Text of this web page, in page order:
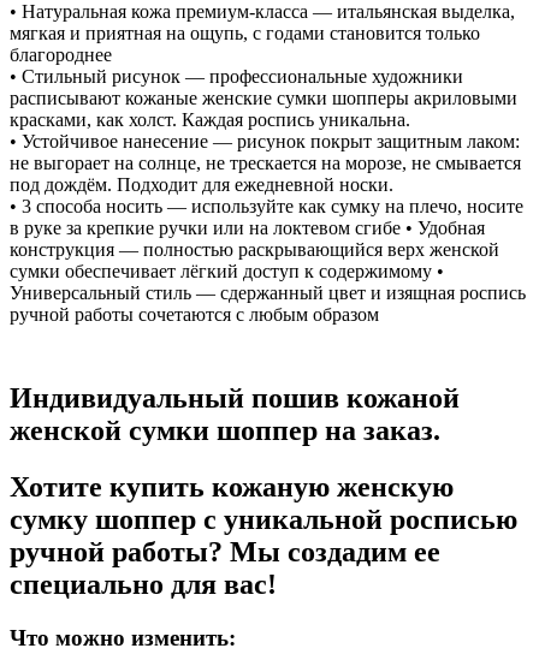
• Натуральная кожа премиум-класса — итальянская выделка,
мягкая и приятная на ощупь, с годами становится только
благороднее
• Стильный рисунок — профессиональные художники
расписывают кожаные женские сумки шопперы акриловыми
красками, как холст. Каждая роспись уникальна.
• Устойчивое нанесение — рисунок покрыт защитным лаком:
не выгорает на солнце, не трескается на морозе, не смывается
под дождём. Подходит для ежедневной носки.
• 3 способа носить — используйте как сумку на плечо, носите
в руке за крепкие ручки или на локтевом сгибе • Удобная
конструкция — полностью раскрывающийся верх женской
сумки обеспечивает лёгкий доступ к содержимому •
Универсальный стиль — сдержанный цвет и изящная роспись
ручной работы сочетаются с любым образом
Индивидуальный пошив кожаной
женской сумки шоппер на заказ.
Хотите купить кожаную женскую
сумку шоппер с уникальной росписью
ручной работы? Мы создадим ее
специально для вас!
Что можно изменить: